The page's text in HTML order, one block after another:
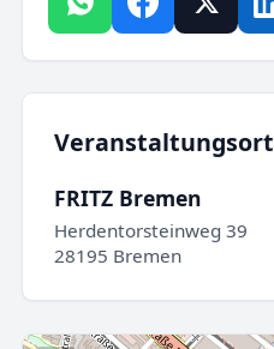
Veranstaltungsort
FRITZ Bremen
Herdentorsteinweg 39
28195 Bremen